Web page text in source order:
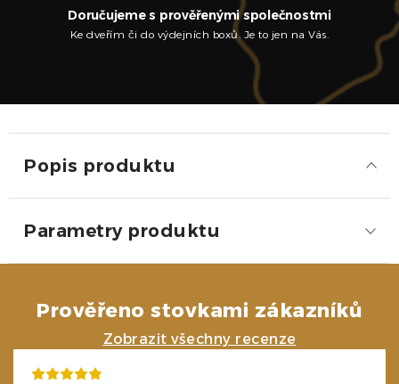
Doručujeme s prověřenými společnostmi
Ke dveřím či do výdejních boxů. Je to jen na Vás.
Popis produktu
Parametry produktu
Prověřeno stovkami zákazníků
Zobrazit všechny recenze